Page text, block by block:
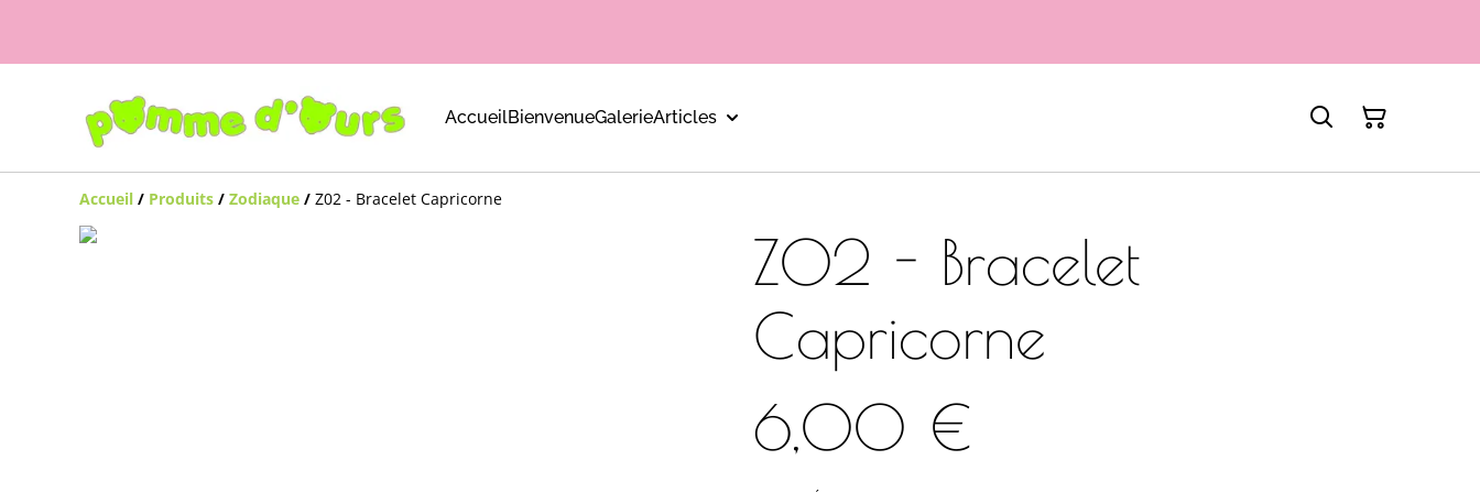
AccueilBienvenueGalerieArticles
Accueil / Produits / Zodiaque / Z02 - Bracelet Capricorne
Z02 - Bracelet
Capricorne
6,00 €